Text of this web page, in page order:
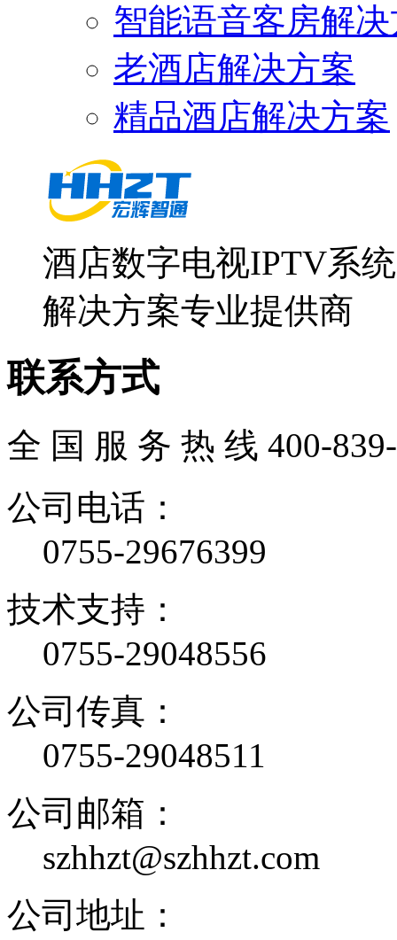
智能语音客房解
老酒店解决方案
精品酒店解决方案
酒店数字电视IPTV系
解决方案专业提供商
联系方式
全 国 服 务 热 线 400-
公司电话：
0755-29676399
技术支持：
0755-29048556
公司传真：
0755-29048511
公司邮箱：
szhhzt@szhhzt.com
公司地址：